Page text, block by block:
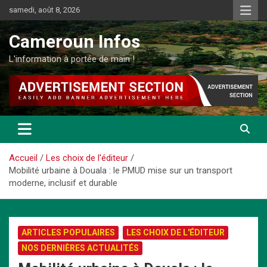
au
contenu
samedi, août 8, 2026
Cameroun Infos
L'information à portée de main !
Accueil
Les choix de l'éditeur
Mobilité urbaine à Douala : le PMUD mise sur un transport
moderne, inclusif et durable
ARTICLES POPULAIRES
LES CHOIX DE L'ÉDITEUR
NOS DERNIÈRES ACTUALITÉS